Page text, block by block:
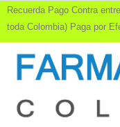
Recuerda Pago Contra
toda Colombia) Paga por